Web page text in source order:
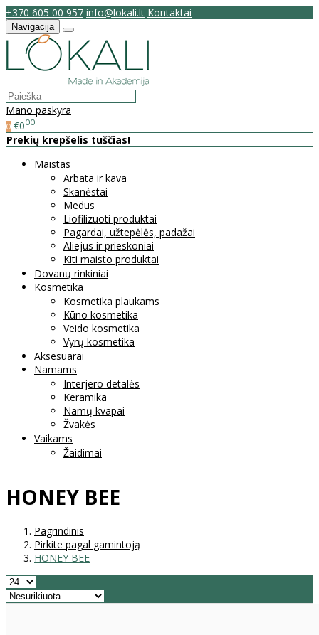
+370 605 00 957 info@lokali.lt Kontaktai
Navigacija
Mano paskyra
0 €000
Prekių krepšelis tuščias!
Maistas
Arbata ir kava
Skanėstai
Medus
Liofilizuoti produktai
Pagardai, užtepėlės, padažai
Aliejus ir prieskoniai
Kiti maisto produktai
Dovanų rinkiniai
Kosmetika
Kosmetika plaukams
Kūno kosmetika
Veido kosmetika
Vyrų kosmetika
Aksesuarai
Namams
Interjero detalės
Keramika
Namų kvapai
Žvakės
Vaikams
Žaidimai
HONEY BEE
Pagrindinis
Pirkite pagal gamintoją
HONEY BEE